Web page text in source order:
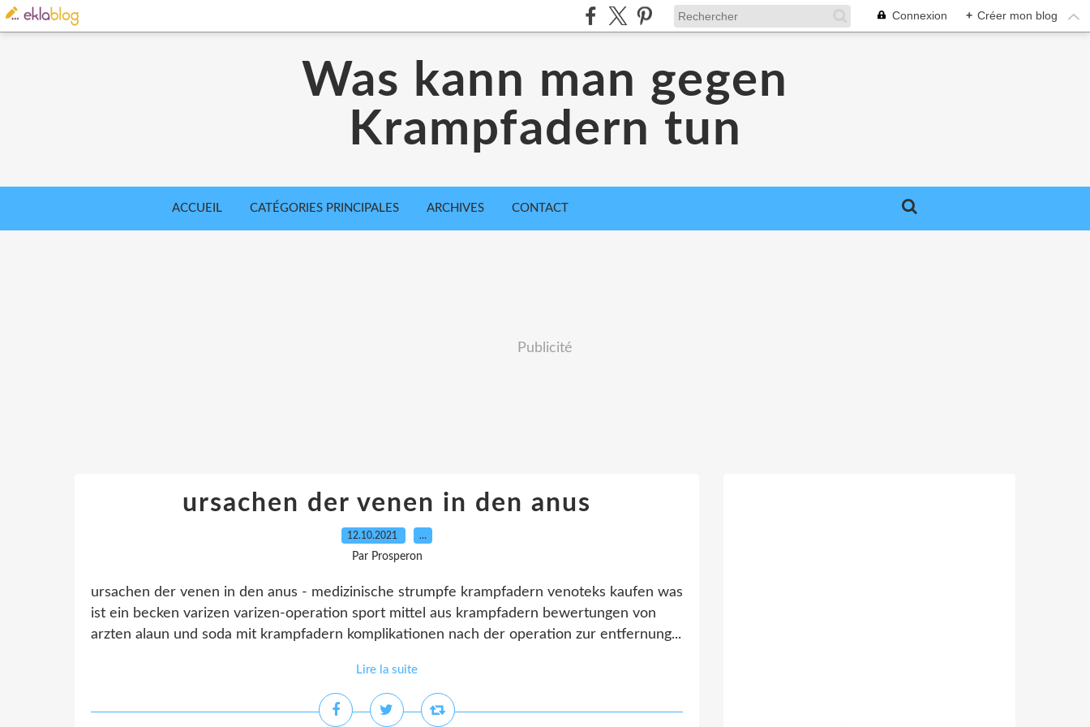
Connexion + Créer mon blog
Was kann man gegen
Krampfadern tun
ACCUEIL CATÉGORIES PRINCIPALES ARCHIVES CONTACT
Publicité
ursachen der venen in den anus
12.10.2021 …
Par Prosperon
ursachen der venen in den anus - medizinische strumpfe krampfadern venoteks kaufen was
ist ein becken varizen varizen-operation sport mittel aus krampfadern bewertungen von
arzten alaun und soda mit krampfadern komplikationen nach der operation zur entfernung...
Lire la suite